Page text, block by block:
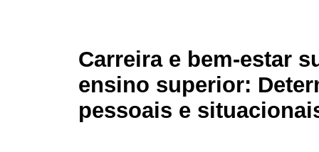
Carreira e bem-estar
ensino superior:
pessoais e